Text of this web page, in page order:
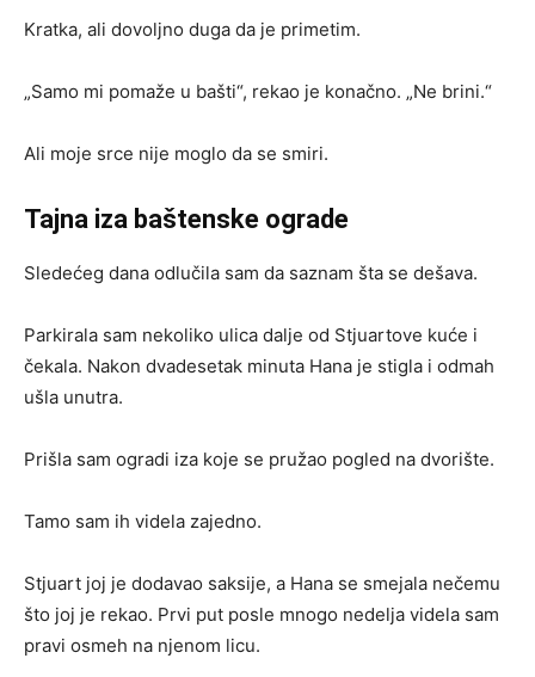
Kratka, ali dovoljno duga da je primetim.
„Samo mi pomaže u bašti“, rekao je konačno. „Ne brini.“
Ali moje srce nije moglo da se smiri.
Tajna iza baštenske ograde
Sledećeg dana odlučila sam da saznam šta se dešava.
Parkirala sam nekoliko ulica dalje od Stjuartove kuće i
čekala. Nakon dvadesetak minuta Hana je stigla i odmah
ušla unutra.
Prišla sam ogradi iza koje se pružao pogled na dvorište.
Tamo sam ih videla zajedno.
Stjuart joj je dodavao saksije, a Hana se smejala nečemu
što joj je rekao. Prvi put posle mnogo nedelja videla sam
pravi osmeh na njenom licu.